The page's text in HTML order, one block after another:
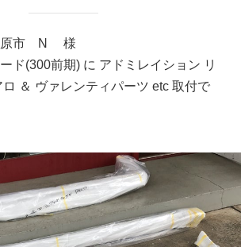
原市 N 様
ド(300前期) に アドミレイション リ
＆ ヴァレンティパーツ etc 取付で